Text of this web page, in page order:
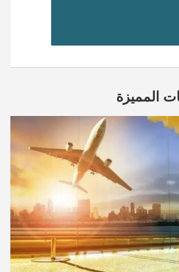
المميزة